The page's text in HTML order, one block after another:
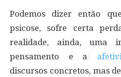
Podemos dizer então
psicose, sofre certa
realidade, ainda, uma
pensamento e a
discursos concretos, mas